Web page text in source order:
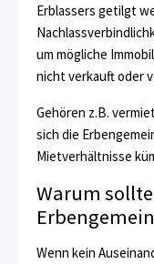
Erblassers getilgt
um mögliche
nicht verkauft oder
Gehören z.B.
sich die
Mietverhältnisse
Warum
Wenn kein